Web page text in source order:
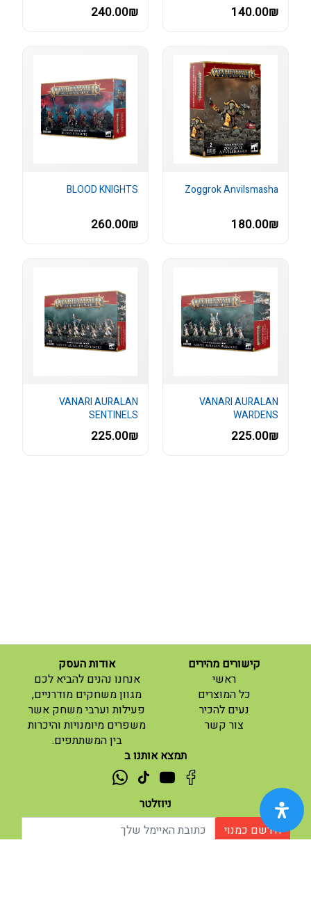
140.00₪
240.00₪
Zoggrok Anvilsmasha
180.00₪
BLOOD KNIGHTS
260.00₪
VANARI AURALAN
WARDENS
225.00₪
VANARI AURALAN
SENTINELS
225.00₪
קישורים מהירים
ראשי
(current)
כל המוצרים
נעים להכיר
צור קשר
(current)
אודות העסק
אנחנו נהנים להביא לכם
מגוון משחקים מודרניים,
פעילות וערבי משחק אשר
משפרים מיומנויות והיכרות
בין המשתתפים.
תמצא אותנו ב
ניוזלטר
הירשם כמנוי